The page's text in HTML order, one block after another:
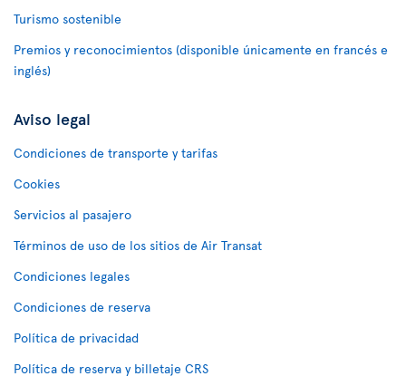
Turismo sostenible
Premios y reconocimientos (disponible únicamente en francés e
inglés)
Aviso legal
Condiciones de transporte y tarifas
Cookies
Servicios al pasajero
Términos de uso de los sitios de Air Transat
Condiciones legales
Condiciones de reserva
Política de privacidad
Política de reserva y billetaje CRS